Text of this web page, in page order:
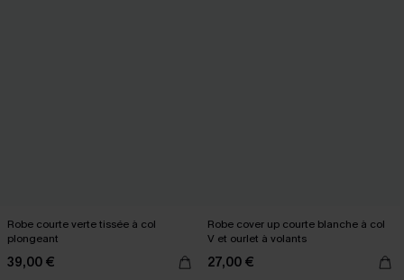
Robe courte verte tissée à col
plongeant
39,00 €
Robe cover up courte blanche à col
V et ourlet à volants
27,00 €